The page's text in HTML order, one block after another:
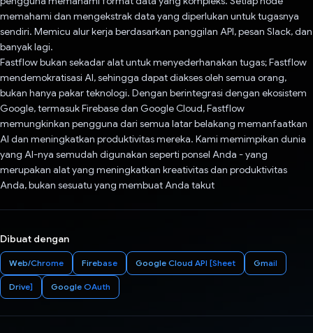
memahami dan mengekstrak data yang diperlukan untuk tugasnya
sendiri. Memicu alur kerja berdasarkan panggilan API, pesan Slack, dan
banyak lagi.
Fastflow bukan sekadar alat untuk menyederhanakan tugas; Fastflow
mendemokratisasi AI, sehingga dapat diakses oleh semua orang,
bukan hanya pakar teknologi. Dengan berintegrasi dengan ekosistem
Google, termasuk Firebase dan Google Cloud, Fastflow
memungkinkan pengguna dari semua latar belakang memanfaatkan
AI dan meningkatkan produktivitas mereka. Kami memimpikan dunia
yang AI-nya semudah digunakan seperti ponsel Anda - yang
merupakan alat yang meningkatkan kreativitas dan produktivitas
Anda, bukan sesuatu yang membuat Anda takut
Dibuat dengan
Web/Chrome Firebase Google Cloud API [Sheet Gmail
Drive] Google OAuth